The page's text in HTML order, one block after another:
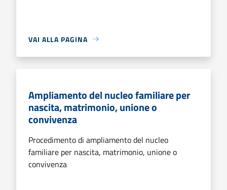
VAI ALLA PAGINA
Ampliamento del nucleo familiare per
nascita, matrimonio, unione o
convivenza
Procedimento di ampliamento del nucleo
familiare per nascita, matrimonio, unione o
convivenza